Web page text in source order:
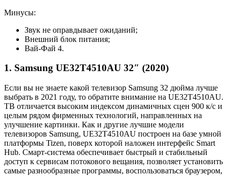
Минусы:
Звук не оправдывает ожиданий;
Внешний блок питания;
Вай-Фай 4.
1. Samsung UE32T4510AU 32″ (2020)
Если вы не знаете какой телевизор Samsung 32 дюйма лучше
выбрать в 2021 году, то обратите внимание на UE32T4510AU.
ТВ отличается высоким индексом динамичных сцен 900 к/с и
целым рядом фирменных технологий, направленных на
улучшение картинки. Как и другие лучшие модели
телевизоров Samsung, UE32T4510AU построен на базе умной
платформы Tizen, поверх которой наложен интерфейс Smart
Hub. Смарт-система обеспечивает быстрый и стабильный
доступ к сервисам потокового вещания, позволяет установить
самые разнообразные программы, воспользоваться браузером,